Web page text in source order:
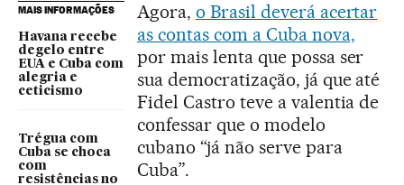
MAIS INFORMAÇÕES
Havana recebe
degelo entre
EUA e Cuba com
alegria e
ceticismo
Trégua com
Cuba se choca
com
resistências no
Agora, o Brasil deverá acertar
as contas com a Cuba nova,
por mais lenta que possa ser
sua democratização, já que até
Fidel Castro teve a valentia de
confessar que o modelo
cubano “já não serve para
Cuba”.